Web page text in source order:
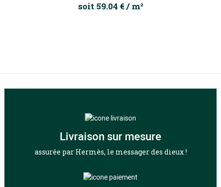
soit 59.04 € / m²
Livraison sur mesure
assurée par Hermès, le messager des dieux !